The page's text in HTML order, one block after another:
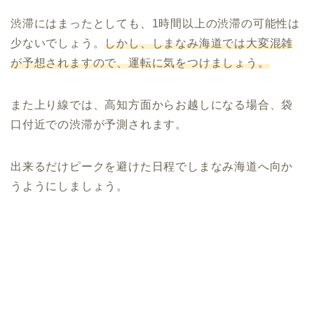
渋滞にはまったとしても、1時間以上の渋滞の可能性は
少ないでしょう。しかし、しまなみ海道では大変混雑
が予想されますので、運転に気をつけましょう。
また上り線では、高知方面からお越しになる場合、袋
口付近での渋滞が予測されます。
出来るだけピークを避けた日程でしまなみ海道へ向か
うようにしましょう。